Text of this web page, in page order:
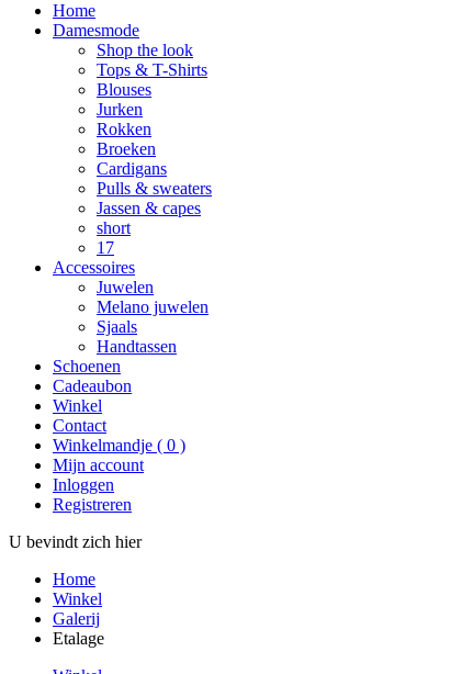
Home
Damesmode
Shop the look
Tops & T-Shirts
Blouses
Jurken
Rokken
Broeken
Cardigans
Pulls & sweaters
Jassen & capes
short
17
Accessoires
Juwelen
Melano juwelen
Sjaals
Handtassen
Schoenen
Cadeaubon
Winkel
Contact
Winkelmandje ( 0 )
Mijn account
Inloggen
Registreren
U bevindt zich hier
Home
Winkel
Galerij
Etalage